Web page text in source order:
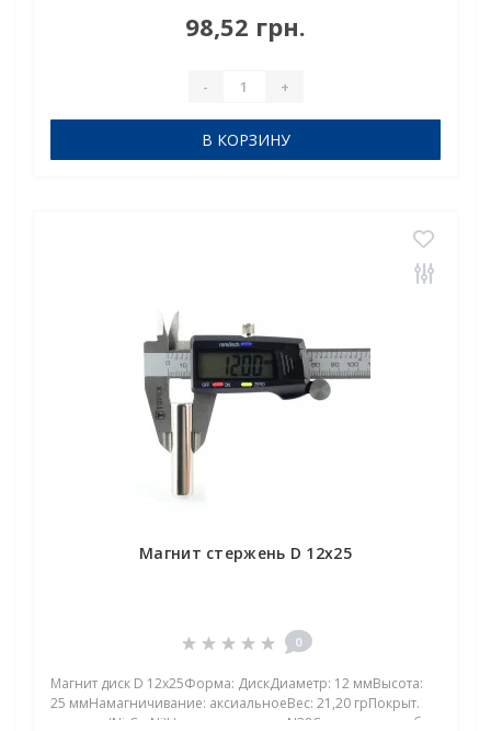
до 80°CНеодимовый магнит диск D 10-30 мм — мощный
98,52 грн.
- +
В КОРЗИНУ
Магнит стержень D 12x25
0
Магнит диск D 12x25Форма: ДискДиаметр: 12 ммВысота:
25 ммНамагничивание: аксиальноеВес: 21,20 грПокрыт.
никель.: (Ni-Cu-Ni)Намагничивание: N38Сцепление прибл.: